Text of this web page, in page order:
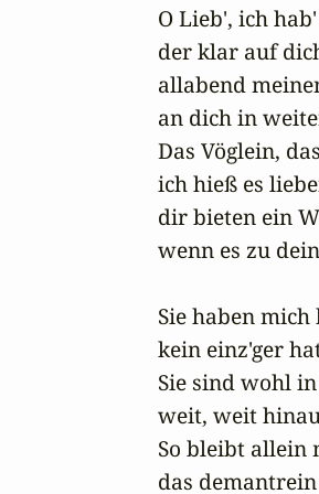
O Lieb', ich
der klar auf
allabend
an dich in
Das Vöglein,
ich hieß es
dir bieten ein
wenn es zu
Sie haben mich
kein einz'ger
Sie sind wohl
weit, weit
So bleibt allein
das